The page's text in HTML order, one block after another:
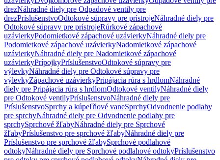
drezNáhradné diely pre Odpadové ventily pre
drezPríslušenstvoOdtokové súpravy pre prístrojeNáhradné diely pre
Odtokové súpravy pre prístrojeRúrkové zápachové
uzávierkyPodomietkové zápachové uzávierkyNáhradné diely pre
Podomietkové zápachové uzávierkyNadomietkové zápachové
uzávierkyNáhradné diely pre Nadomietkové zápachové
uzávierkyPrípojkyPríslušenstvoOdtokové súpravy pre
výlevkyNáhradné diely pre Odtokové súpravy pre
výlevkyZápachové uzávierkyPripájacia rúra s hrdlomNáhradné
diely pre Pripájacia rúra s hrdlomOdtokové ventilyNáhradné diely
pre Odtokové ventilyPríslušenstvoNáhradné diely pre
PríslušenstvoSprchy a kúpeľňové vaneSprchyOdvodnenie podlahy
pre sprchyNáhradné diely pre Odvodnenie podlahy pre
sprchySprchové žľabyNáhradné diely pre Sprchové
žľabyPríslušenstvo pre sprchové žľabyNáhradné diely pre
Príslušenstvo pre sprchové žľabySprchové podlahové
odtokyNáhradné diely pre Sprchové podlahové odtokyPríslušenstvo